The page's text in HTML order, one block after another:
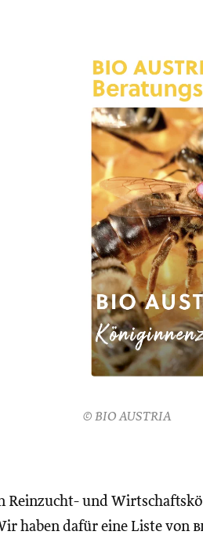
© BIO AUSTRIA
Reinzucht- und
haben dafür eine Liste von